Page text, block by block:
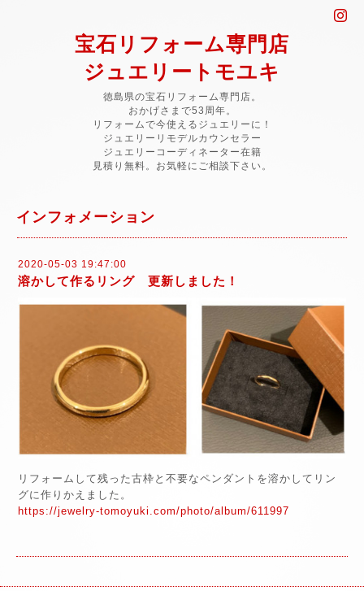
宝石リフォーム専門店
ジュエリートモユキ
徳島県の宝石リフォーム専門店。
おかげさまで53周年。
リフォームで今使えるジュエリーに！
ジュエリーリモデルカウンセラー
ジュエリーコーディネーター在籍
見積り無料。お気軽にご相談下さい。
インフォメーション
2020-05-03 19:47:00
溶かして作るリング 更新しました！
リフォームして残った古枠と不要なペンダントを溶かしてリン
グに作りかえました。
https://jewelry-tomoyuki.com/photo/album/611997